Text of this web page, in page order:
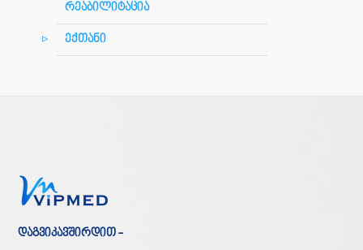
რეაბილიტაცია
ექთანი
დაგვიკავშირდით -